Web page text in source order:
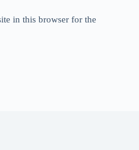
in this browser for the